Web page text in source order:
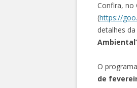
Confira, no
(https://
detalhes
O
de